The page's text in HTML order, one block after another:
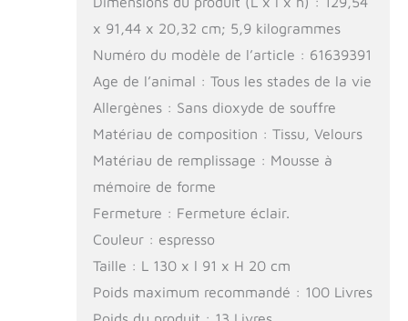
x 91,44 x 20,32 cm; 5,9 kilogrammes
Numéro du modèle de l’article : 61639391
Age de l’animal : Tous les stades de la vie
Allergènes : Sans dioxyde de souffre
Matériau de composition : Tissu, Velours
Matériau de remplissage : Mousse à
mémoire de forme
Fermeture : Fermeture éclair.
Couleur : espresso
Taille : L 130 x l 91 x H 20 cm
Poids maximum recommandé : 100 Livres